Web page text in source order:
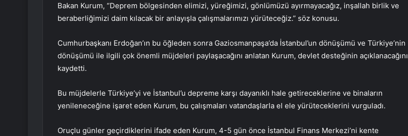
Bakan Kurum, “Deprem bölgesinden elimizi, yüreğimizi, gönlümüzü ayırmayacağız, inşallah birlik ve
beraberliğimizi daim kılacak bir anlayışla çalışmalarımızı yürüteceğiz.” söz konusu.
Cumhurbaşkanı Erdoğan’ın bu öğleden sonra Gaziosmanpaşa’da İstanbul’un dönüşümü ve Türkiye’nin
dönüşümü ile ilgili çok önemli müjdeleri paylaşacağını anlatan Kurum, devlet desteğinin açıklanacağını
kaydetti.
Bu müjdelerle Türkiye’yi ve İstanbul’u depreme karşı dayanıklı hale getireceklerine ve binaların
yenileneceğine işaret eden Kurum, bu çalışmaları vatandaşlarla el ele yürüteceklerini vurguladı.
Oruçlu günler geçirdiklerini ifade eden Kurum, 4-5 gün önce İstanbul Finans Merkezi’ni kente